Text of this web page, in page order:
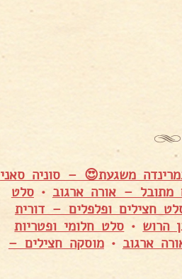
משגעת😍 – סוניה סאני
מתובל – אורה ארגוב •סלט
חצילים ופלפלים – דורית
הרוש • סלט חלומי ופטריות
ארגוב •מוסקה חצילים –